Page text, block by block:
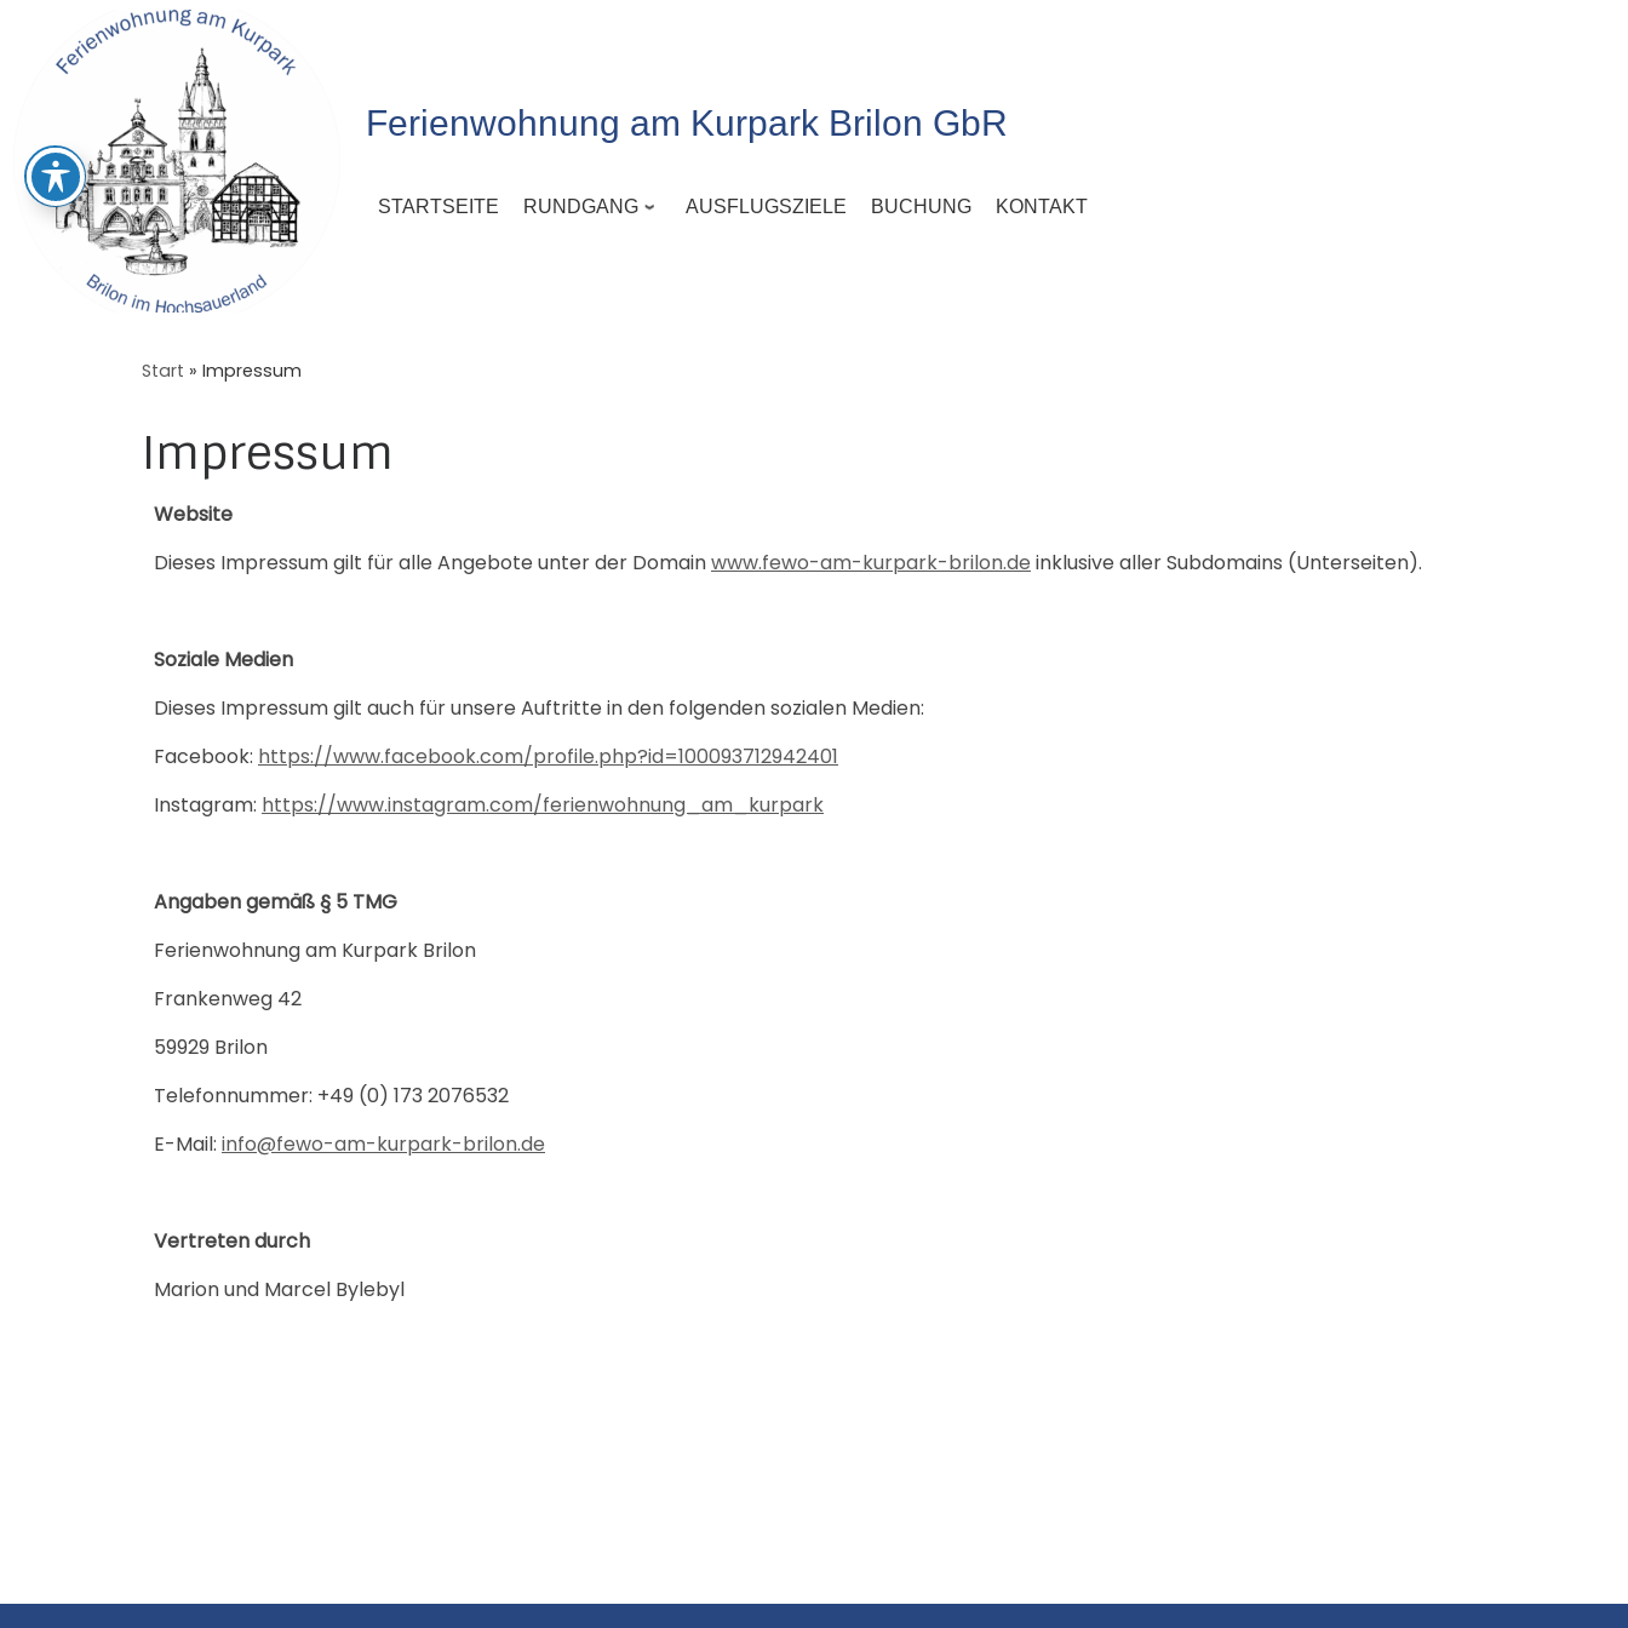
content
Ferienwohnung am Kurpark Brilon GbR
STARTSEITE RUNDGANG AUSFLUGSZIELE BUCHUNG KONTAKT
Start » Impressum
Impressum
Website
Dieses Impressum gilt für alle Angebote unter der Domainwww.fewo-am-kurpark-brilon.de inklusive aller Subdomains (Unterseiten).
Soziale Medien
Dieses Impressum gilt auch für unsere Auftritte in den folgenden sozialen Medien:
Facebook: https://www.facebook.com/profile.php?id=100093712942401
Instagram: https://www.instagram.com/ferienwohnung_am_kurpark
Angaben gemäß § 5 TMG
Ferienwohnung am Kurpark Brilon
Frankenweg 42
59929 Brilon
Telefonnummer: +49 (0) 173 2076532
E-Mail: info@fewo-am-kurpark-brilon.de
Vertreten durch
Marion und Marcel Bylebyl